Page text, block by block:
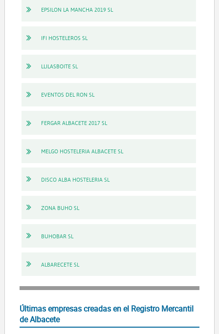
EPSILON LA MANCHA 2019 SL
IFI HOSTELEROS SL
LLILASBOITE SL
EVENTOS DEL RON SL
FERGAR ALBACETE 2017 SL
MELGO HOSTELERIA ALBACETE SL
DISCO ALBA HOSTELERIA SL
ZONA BUHO SL
BUHOBAR SL
ALBARECETE SL
Últimas empresas creadas en el Registro Mercantil
de Albacete